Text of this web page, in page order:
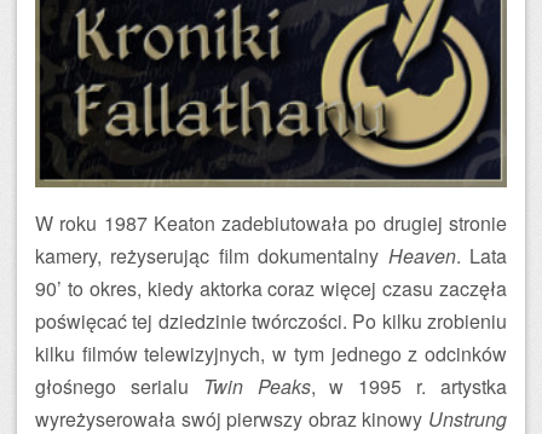
W roku 1987 Keaton zadebiutowała po drugiej stronie
kamery, reżyserując film dokumentalny Heaven. Lata
90’ to okres, kiedy aktorka coraz więcej czasu zaczęła
poświęcać tej dziedzinie twórczości. Po kilku zrobieniu
kilku filmów telewizyjnych, w tym jednego z odcinków
głośnego serialu Twin Peaks, w 1995 r. artystka
wyreżyserowała swój pierwszy obraz kinowy Unstrung